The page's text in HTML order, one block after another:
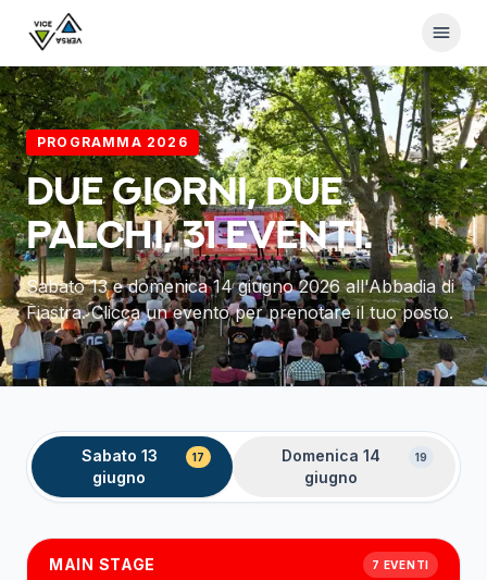
PROGRAMMA 2026
Due giorni, due
palchi, 31eventi.
Sabato 13 e domenica 14 giugno 2026 all'Abbadia di
Fiastra. Clicca un evento per prenotare il tuo posto.
Sabato 13
giugno
17
Domenica 14
giugno
19
MAIN STAGE 7 EVENTI